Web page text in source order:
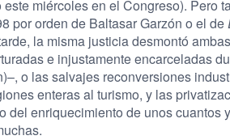
miércoles en el Congreso). Pero
por orden de Baltasar Garzón o el de
la misma justicia desmontó
e injustamente encarceladas
o las salvajes reconversiones
enteras al turismo, y las
del enriquecimiento de unos cuantos